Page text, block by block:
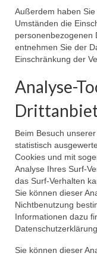
Außerdem haben
Umständen die
personenbezogenen
entnehmen Sie der
Einschränkung der
Analyse-
Beim Besuch
statistisch
Cookies und mit
Analyse Ihres Surf-
das Surf-Verhalten
Sie können dieser
Nichtbenutzung
Informationen dazu
Datenschutzerklärung.
Sie können dieser